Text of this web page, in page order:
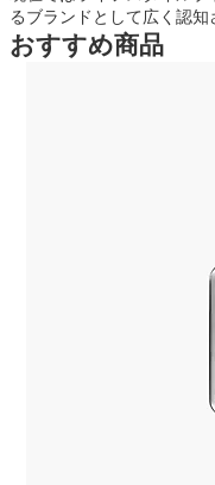
るブランドとして広く認知
おすすめ商品